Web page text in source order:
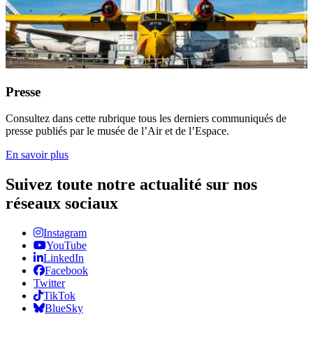
Presse
Consultez dans cette rubrique tous les derniers communiqués de
presse publiés par le musée de l’Air et de l’Espace.
En savoir plus
Suivez toute notre actualité sur nos
réseaux sociaux
Instagram
YouTube
LinkedIn
Facebook
Twitter
TikTok
BlueSky